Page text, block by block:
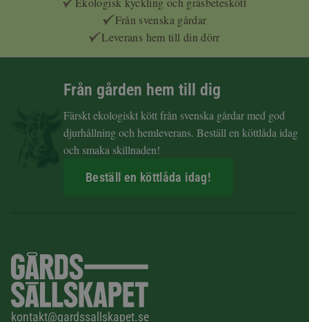
Från svenska gårdar
Leverans hem till din dörr
Från gården hem till dig
Färskt ekologiskt kött från svenska gårdar med god
djurhållning och hemleverans. Beställ en köttlåda idag
och smaka skillnaden!
Beställ en köttlåda idag!
kontakt@gardssallskapet.se